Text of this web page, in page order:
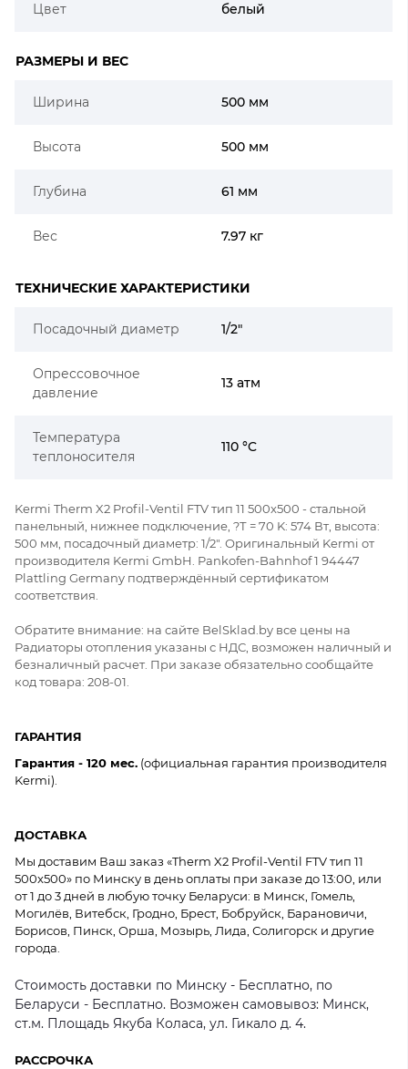
Цвет белый
РАЗМЕРЫ И ВЕС
Ширина 500 мм
Высота 500 мм
Глубина 61 мм
Вес 7.97 кг
ТЕХНИЧЕСКИЕ ХАРАКТЕРИСТИКИ
Посадочный диаметр 1/2"
Опрессовочное
давление
13 атм
Температура
теплоносителя
110 °C
Kermi Therm X2 Profil-Ventil FTV тип 11 500x500 - стальной
панельный, нижнее подключение, ?Т = 70 K: 574 Вт, высота:
500 мм, посадочный диаметр: 1/2". Оригинальный Kermi от
производителя Kermi GmbH. Pankofen-Bahnhof 1 94447
Plattling Germany подтверждённый сертификатом
соответствия.
Обратите внимание: на сайте BelSklad.by все цены на
Радиаторы отопления указаны с НДС, возможен наличный и
безналичный расчет. При заказе обязательно сообщайте
код товара: 208-01.
ГАРАНТИЯ
Гарантия - 120 мес. (официальная гарантия производителя
Kermi).
ДОСТАВКА
Мы доставим Ваш заказ «Therm X2 Profil-Ventil FTV тип 11
500x500» по Минску в день оплаты при заказе до 13:00, или
от 1 до 3 дней в любую точку Беларуси: в Минск, Гомель,
Могилёв, Витебск, Гродно, Брест, Бобруйск, Барановичи,
Борисов, Пинск, Орша, Мозырь, Лида, Солигорск и другие
города.
Стоимость доставки по Минску - Бесплатно, по
Беларуси - Бесплатно. Возможен самовывоз: Минск,
ст.м. Площадь Якуба Коласа, ул. Гикало д. 4.
РАССРОЧКА